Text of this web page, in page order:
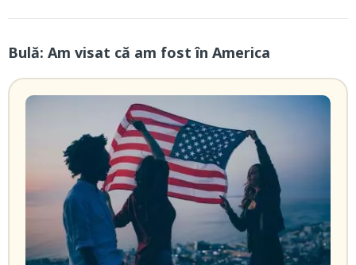
Bulă: Am visat că am fost în America